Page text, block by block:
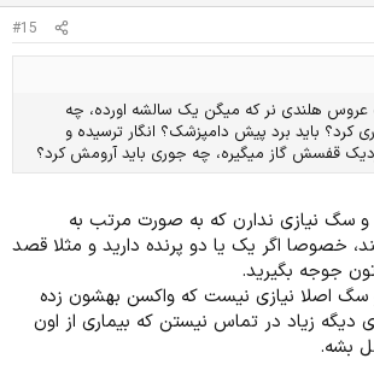
#15
عروس هلندی نر که میگن یک سالشه اورده، چه
کرد؟ باید برد پیش دامپزشک؟ انگار ترسیده و
قفسش گاز میگیره، چه جوری باید آرومش کرد؟
و سگ نیازی ندارن که به صورت مرتب به
خصوصا اگر یک یا دو پرنده دارید و مثلا قصد
جوجه بگیرید.
سگ اصلا نیازی نیست که واکسن بهشون زده
دیگه زیاد در تماس نیستن که بیماری از اون
بشه.